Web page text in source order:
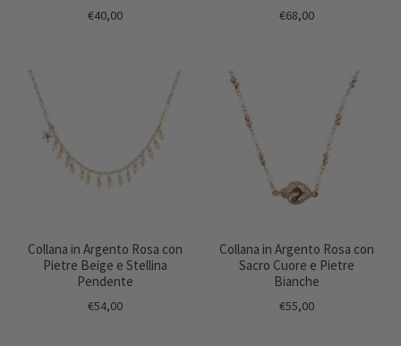
€40,00 €68,00
Collana in Argento Rosa con
Pietre Beige e Stellina
Pendente
€54,00
Collana in Argento Rosa con
Sacro Cuore e Pietre
Bianche
€55,00